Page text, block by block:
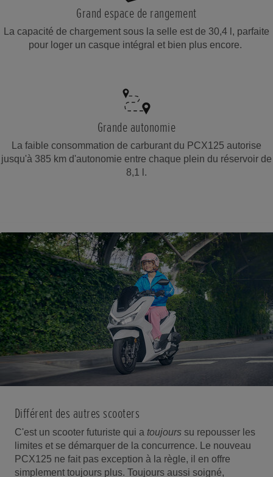
Grand espace de rangement
La capacité de chargement sous la selle est de 30,4 l, parfaite
pour loger un casque intégral et bien plus encore.
Grande autonomie
La faible consommation de carburant du PCX125 autorise
jusqu'à 385 km d'autonomie entre chaque plein du réservoir de
8,1 l.
Différent des autres scooters
C'est un scooter futuriste qui a toujours su repousser les
limites et se démarquer de la concurrence. Le nouveau
PCX125 ne fait pas exception à la règle, il en offre
simplement toujours plus. Toujours aussi soigné,